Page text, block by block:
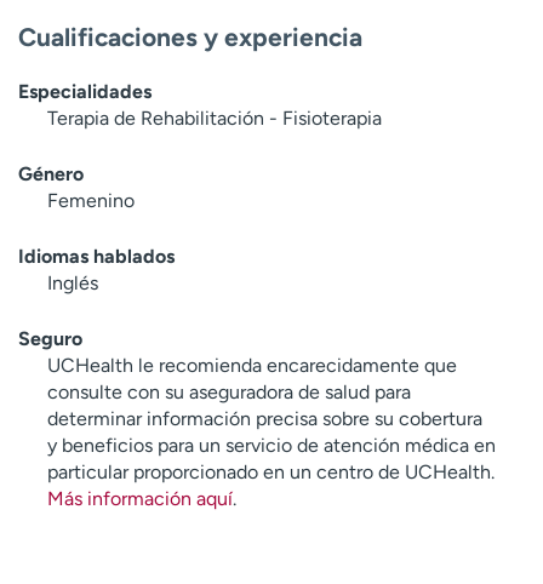
Cualificaciones y experiencia
Especialidades
Terapia de Rehabilitación - Fisioterapia
Género
Femenino
Idiomas hablados
Inglés
Seguro
UCHealth le recomienda encarecidamente que
consulte con su aseguradora de salud para
determinar información precisa sobre su cobertura
y beneficios para un servicio de atención médica en
particular proporcionado en un centro de UCHealth.
Más información aquí.